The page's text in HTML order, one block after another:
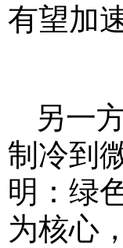
有望加
另一
制冷到
明：绿
为核心